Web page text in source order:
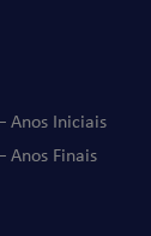
Anos Iniciais
Anos Finais